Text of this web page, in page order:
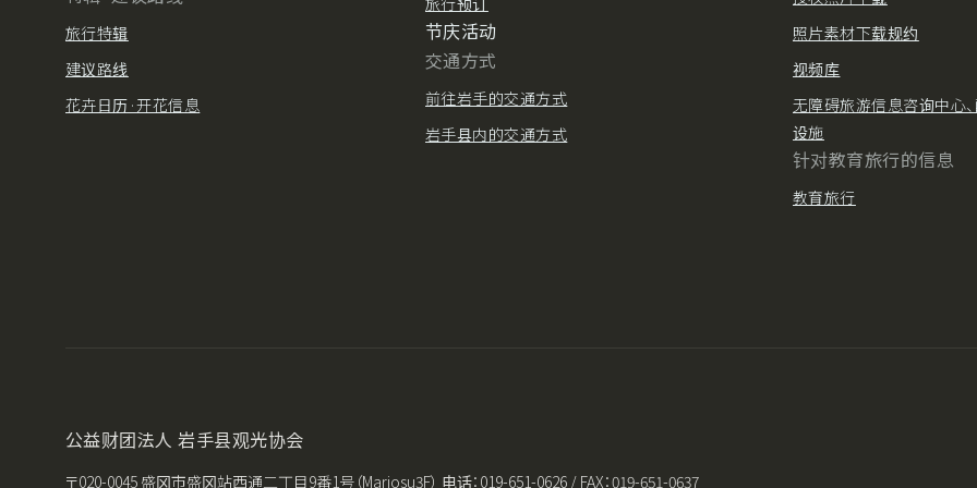
旅行特辑
建议路线
花卉日历·开花信息
节庆活动
交通方式
前往岩手的交通方式
岩手县内的交通方式
照片素材下载规约
视频库
无障碍旅游信息咨询中心
设施
针对教育旅行的信息
教育旅行
公益财团法人 岩手县观光协会
〒020-0045 盛冈市盛冈站西通二丁目9番1号（Mariosu3F） 电话：019-651-0626 / FAX：019-651-0637